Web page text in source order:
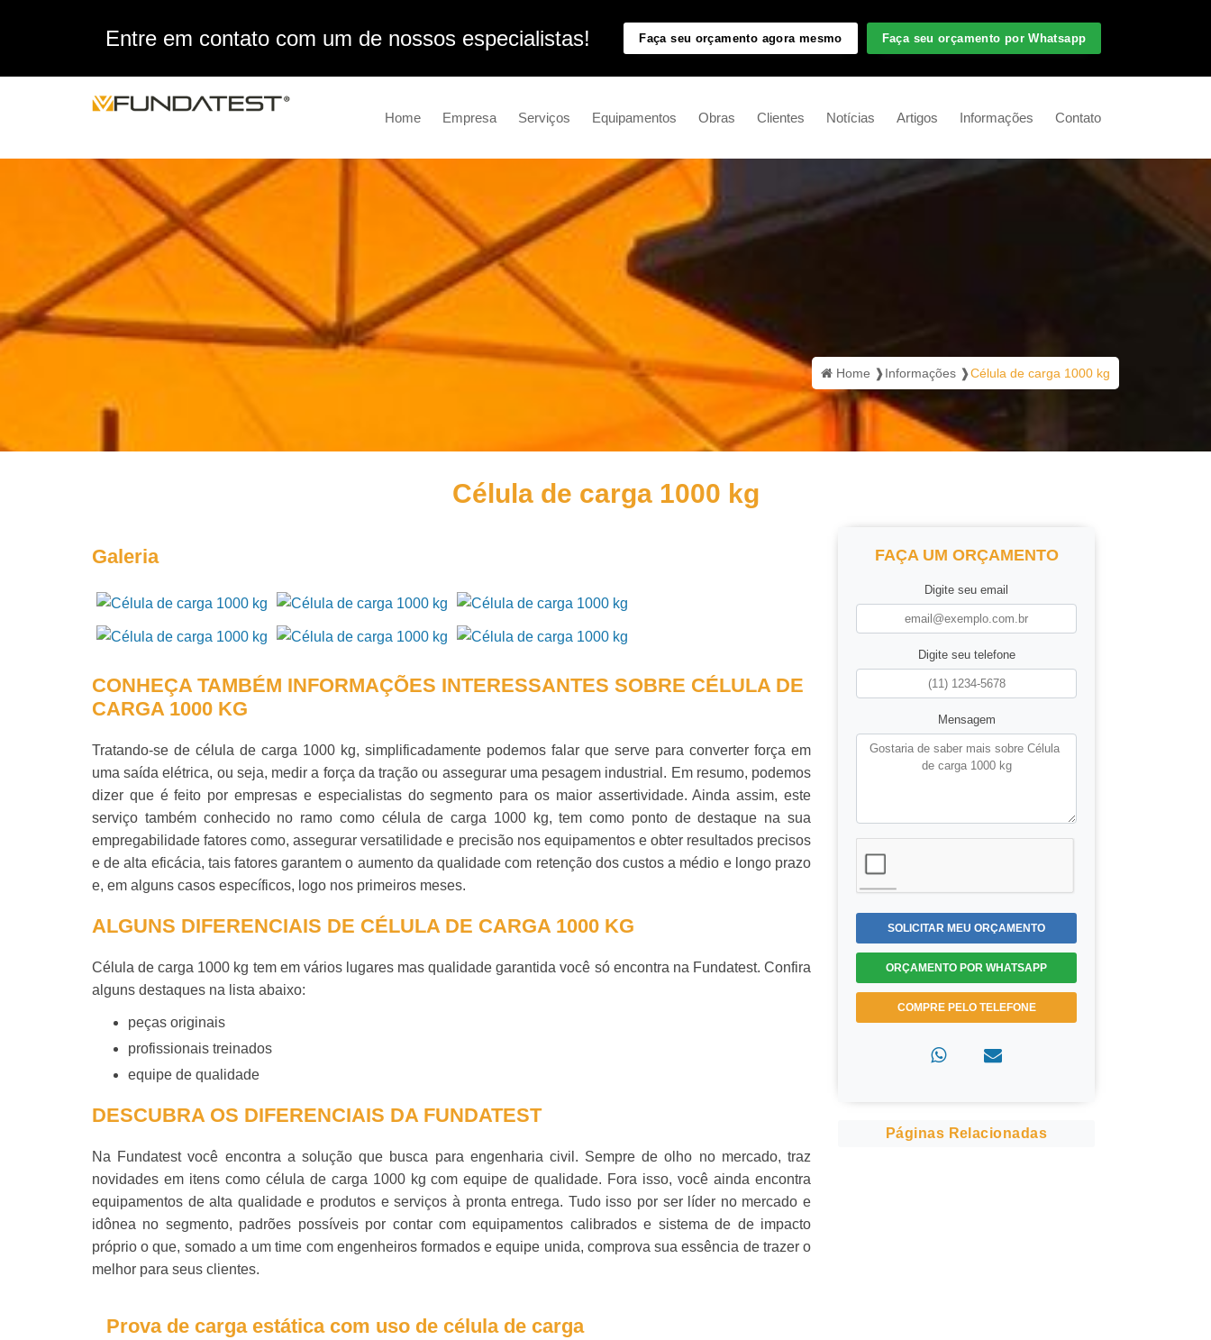
Entre em contato com um de nossos especialistas! Faça seu orçamento agora mesmo Faça seu orçamento por Whatsapp
Home Empresa Serviços Equipamentos Obras Clientes Notícias Artigos Informações Contato
Home ❱Informações ❱Célula de carga 1000 kg
Célula de carga 1000 kg
Galeria
CONHEÇA TAMBÉM INFORMAÇÕES INTERESSANTES SOBRE CÉLULA DE
CARGA 1000 KG
Tratando-se de célula de carga 1000 kg, simplificadamente podemos falar que serve para converter força em
uma saída elétrica, ou seja, medir a força da tração ou assegurar uma pesagem industrial. Em resumo, podemos
dizer que é feito por empresas e especialistas do segmento para os maior assertividade. Ainda assim, este
serviço também conhecido no ramo como célula de carga 1000 kg, tem como ponto de destaque na sua
empregabilidade fatores como, assegurar versatilidade e precisão nos equipamentos e obter resultados precisos
e de alta eficácia, tais fatores garantem o aumento da qualidade com retenção dos custos a médio e longo prazo
e, em alguns casos específicos, logo nos primeiros meses.
ALGUNS DIFERENCIAIS DE CÉLULA DE CARGA 1000 KG
Célula de carga 1000 kg tem em vários lugares mas qualidade garantida você só encontra na Fundatest. Confira
alguns destaques na lista abaixo:
peças originais
profissionais treinados
equipe de qualidade
DESCUBRA OS DIFERENCIAIS DA FUNDATEST
Na Fundatest você encontra a solução que busca para engenharia civil. Sempre de olho no mercado, traz
novidades em itens como célula de carga 1000 kg com equipe de qualidade. Fora isso, você ainda encontra
equipamentos de alta qualidade e produtos e serviços à pronta entrega. Tudo isso por ser líder no mercado e
idônea no segmento, padrões possíveis por contar com equipamentos calibrados e sistema de de impacto
próprio o que, somado a um time com engenheiros formados e equipe unida, comprova sua essência de trazer o
melhor para seus clientes.
Prova de carga estática com uso de célula de carga
FAÇA UM ORÇAMENTO
Digite seu email
Digite seu telefone
Mensagem
SOLICITAR MEU ORÇAMENTO
ORÇAMENTO POR WHATSAPP
COMPRE PELO TELEFONE
Páginas Relacionadas